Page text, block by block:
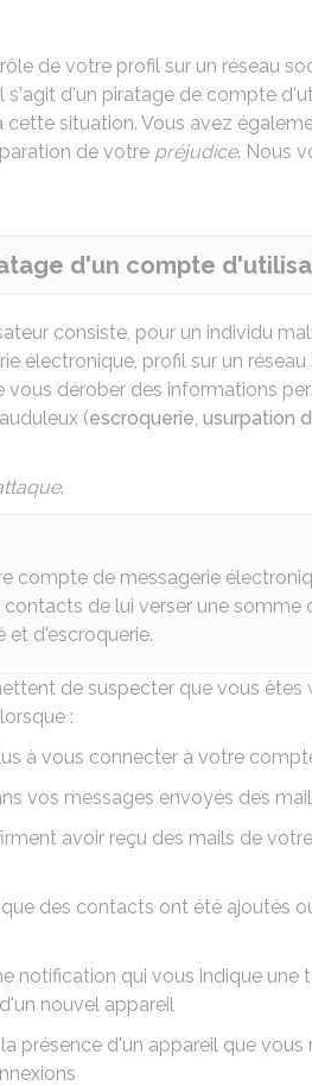
de votre profil sur un réseau
s'agit d'un piratage de compte
cette situation. Vous avez
de votre préjudice. Nous
d'un compte
consiste, pour un individu
électronique, profil sur un
vous dérober des informations
(escroquerie, usurpation
.
compte de messagerie
de lui verser une somme
et d'escroquerie.
de suspecter que vous
:
à vous connecter à votre
vos messages envoyés des
avoir reçu des mails de
des contacts ont été ajoutés
notification qui vous indique
nouvel appareil
présence d'un appareil que